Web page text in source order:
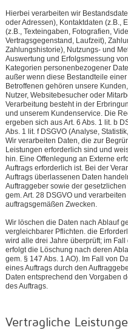
Hierbei verarbeiten wir
oder Adressen), Kontaktdaten (z.B.,
(z.B., Texteingaben, Fotografien,
Vertragsgegenstand, Laufzeit),
Zahlungshistorie), Nutzungs- und
Auswertung und Erfolgsmessung
Kategorien personenbezogener
außer wenn diese Bestandteile
Betroffenen gehören unsere
Nutzer, Websitebesucher oder
Verarbeitung besteht in der
und unserem Kundenservice. Die
ergeben sich aus Art. 6 Abs. 1 lit. b
Abs. 1 lit. f DSGVO (Analyse,
Wir verarbeiten Daten, die zur
Leistungen erforderlich sind und
hin. Eine Offenlegung an Externe
Auftrags erforderlich ist. Bei der
Auftrags überlassenen Daten
Auftraggeber sowie der
gem. Art. 28 DSGVO und
auftragsgemäßen Zwecken.
Wir löschen die Daten nach Ablauf
vergleichbarer Pflichten. die
wird alle drei Jahre überprüft; im
erfolgt die Löschung nach deren
gem. § 147 Abs. 1 AO). Im Fall von
eines Auftrags durch den
Daten entsprechend den Vorgaben
des Auftrags.
Vertragliche